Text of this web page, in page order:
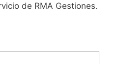
de RMA Gestiones.